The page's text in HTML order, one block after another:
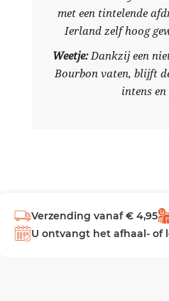
met een tintelende
Ierland zelf hoog
Weetje:Dankzij een
Bourbon vaten, blijft
intens
Verzending vanaf € 4,95
U ontvangt het afhaal- of